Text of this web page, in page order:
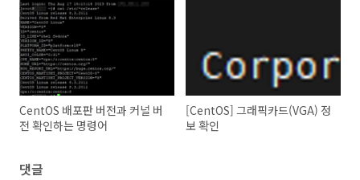
CentOS 배포판 버전과 커널 버
전 확인하는 명령어
[CentOS] 그래픽카드(VGA) 정
보 확인
댓글